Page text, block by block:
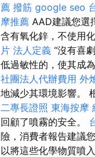
薦 撥筋 google seo
摩推薦 AAD建議您選
含有氧化鋅，不使用
片 法人定義 “沒有喜
低過敏性的，使其成
社團法人代辦費用 外
地減少其環境影響。
二專長證照 東海按摩
回顧了噴霧的安全。
險，消費者報告建議
以將這些化學物質噴